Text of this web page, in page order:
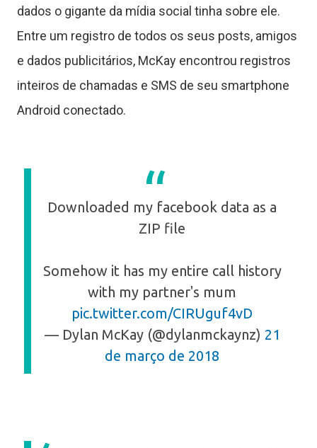
dados o gigante da mídia social tinha sobre ele.
Entre um registro de todos os seus posts, amigos
e dados publicitários, McKay encontrou registros
inteiros de chamadas e SMS de seu smartphone
Android conectado.
Downloaded my facebook data as a
ZIP file
Somehow it has my entire call history
with my partner's mum
pic.twitter.com/CIRUguf4vD
— Dylan McKay (@dylanmckaynz) 21
de março de 2018